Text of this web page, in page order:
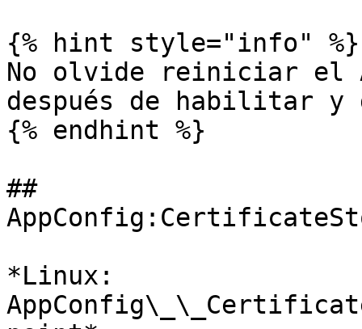
{% hint style="info" %}
No olvide reiniciar el
después de habilitar
{% endhint %}
##
*Linux: